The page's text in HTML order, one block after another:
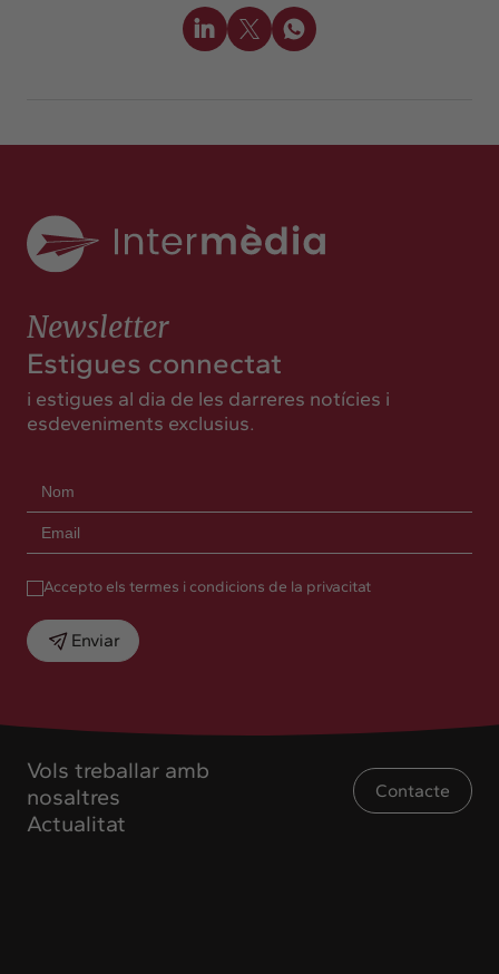
Vols treballar amb
nosaltres
Actualitat
Contacte
Newsletter
Estigues connectat
i estigues al dia de les darreres notícies i
esdeveniments exclusius.
Accepto els termes i condicions de la privacitat
Enviar